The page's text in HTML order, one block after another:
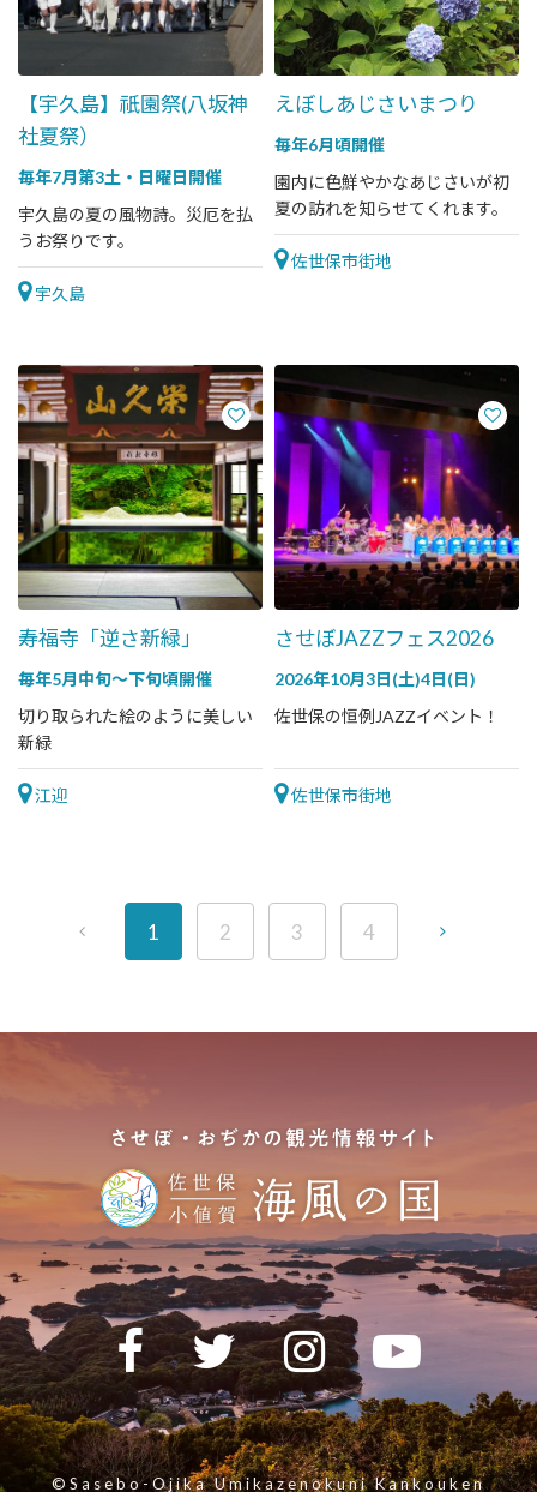
【宇久島】祇園祭(八坂神
社夏祭）
毎年7月第3土・日曜日開催
宇久島の夏の風物詩。災厄を払
うお祭りです。
宇久島
えぼしあじさいまつり
毎年6月頃開催
園内に色鮮やかなあじさいが初
夏の訪れを知らせてくれます。
佐世保市街地
寿福寺「逆さ新緑」
毎年5月中旬～下旬頃開催
切り取られた絵のように美しい
新緑
江迎
させぼJAZZフェス2026
2026年10月3日(土)4日(日)
佐世保の恒例JAZZイベント！
佐世保市街地
1 2 3 4
©Sasebo-Ojika Umikazenokuni Kankouken